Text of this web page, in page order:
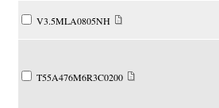
V3.5MLA0805NH
T55A476M6R3C0200